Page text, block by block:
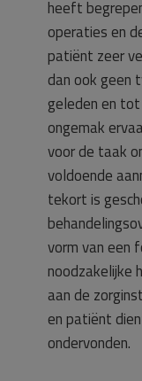
heeft
operaties en
patiënt zeer
dan ook
geleden en
ongemak
voor de taak
voldoende
tekort is
vorm van een
noodzakelijke
aan de
en patiënt
ondervonden.